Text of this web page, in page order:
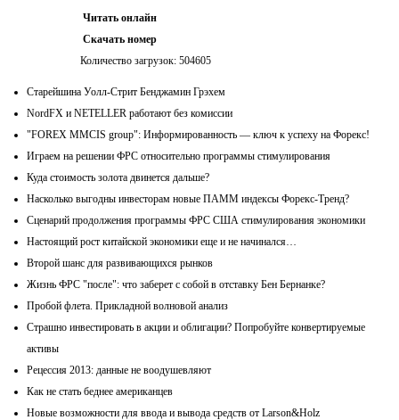
Читать онлайн
Скачать номер
Количество загрузок: 504605
Старейшина Уолл-Стрит Бенджамин Грэхем
NordFX и NETELLER работают без комиссии
"FOREX MMCIS group": Информированность — ключ к успеху на Форекс!
Играем на решении ФРС относительно программы стимулирования
Куда стоимость золота двинется дальше?
Насколько выгодны инвесторам новые ПАММ индексы Форекс-Тренд?
Сценарий продолжения программы ФРС США стимулирования экономики
Настоящий рост китайской экономики еще и не начинался…
Второй шанс для развивающихся рынков
Жизнь ФРС "после": что заберет с собой в отставку Бен Бернанке?
Пробой флета. Прикладной волновой анализ
Страшно инвестировать в акции и облигации? Попробуйте конвертируемые
активы
Рецессия 2013: данные не воодушевляют
Как не стать беднее американцев
Новые возможности для ввода и вывода средств от Larson&Holz